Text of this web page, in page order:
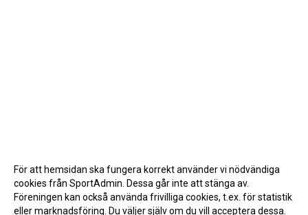
För att hemsidan ska fungera korrekt använder vi nödvändiga
cookies från SportAdmin. Dessa går inte att stänga av.
Föreningen kan också använda frivilliga cookies, t.ex. för statistik
eller marknadsföring. Du väljer själv om du vill acceptera dessa.